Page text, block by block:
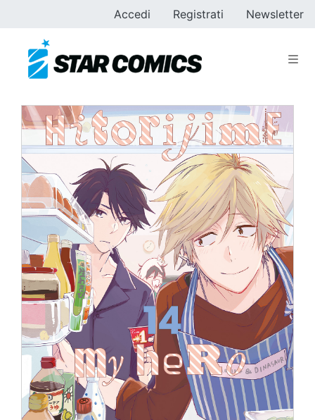
Accedi Registrati Newsletter